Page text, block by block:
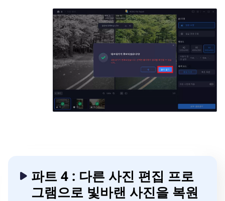
파트 4 : 다른 사진 편집 프로
그램으로 빛바랜 사진을 복원